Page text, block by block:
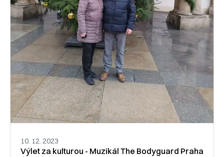
10. 12. 2023
Výlet za kulturou - Muzikál The Bodyguard Praha